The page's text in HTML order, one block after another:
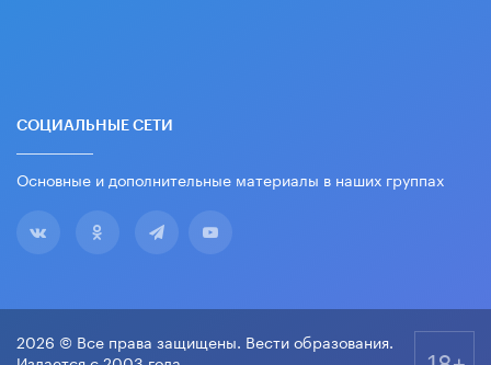
СОЦИАЛЬНЫЕ СЕТИ
Основные и дополнительные материалы в наших группах
2026 © Все права защищены. Вести образования.